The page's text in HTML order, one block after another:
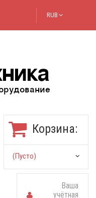
RUB
Корзина:
(пусто)
Ваша
учётная